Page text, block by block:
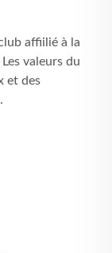
affiilié à la
valeurs du
et des